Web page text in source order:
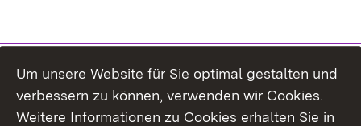
Themenübersicht
Um unsere Website für Sie optimal gestalten und
verbessern zu können, verwenden wir Cookies.
Weitere Informationen zu Cookies erhalten Sie in